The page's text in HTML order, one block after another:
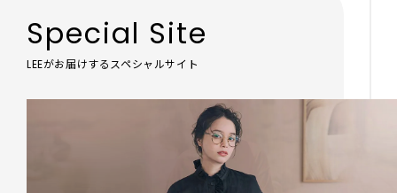
Special Site
LEEがお届けするスペシャルサイト